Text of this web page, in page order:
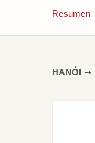
Resumen
HANÓI ➙